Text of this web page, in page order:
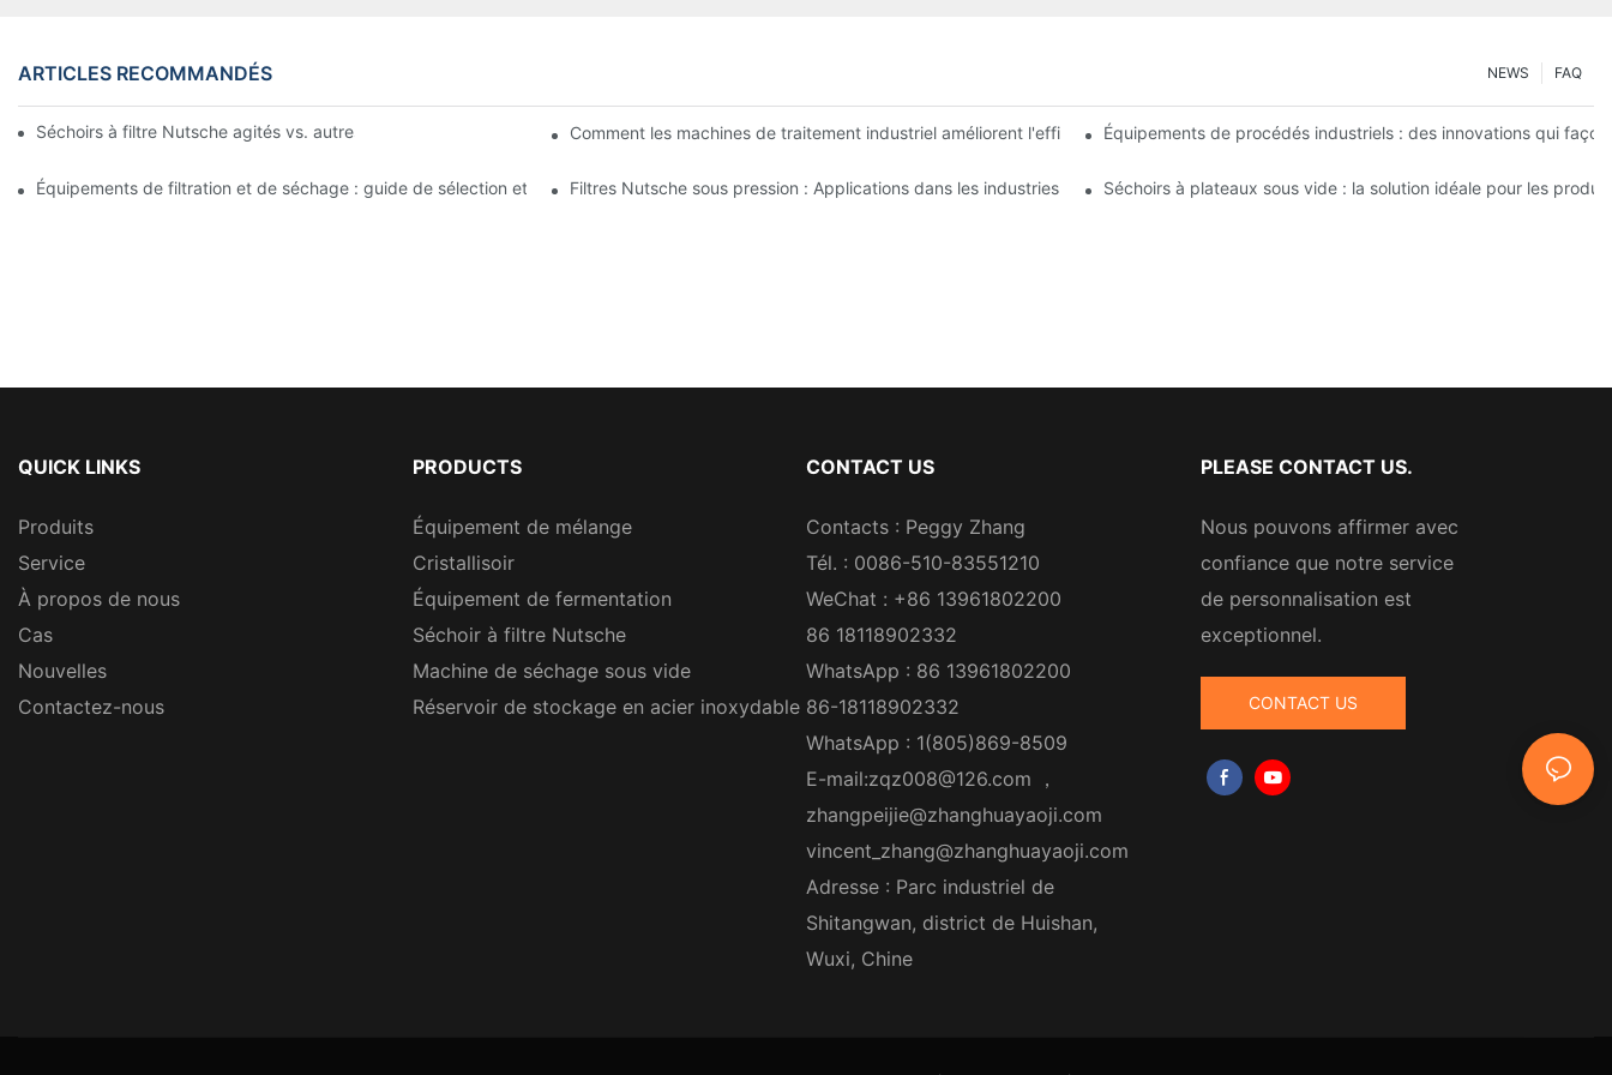
ARTICLES RECOMMANDÉS FAQ
NEWS
Séchoirs à filtre Nutsche agités vs. autres méthodes de séchage : une comparaisonComment les machines de traitement industriel améliorent l'efficacité opérationnelleÉquipements de procédés industriels : des innovations qui
Équipements de filtration et de séchage : guide de sélection et d’utilisationFiltres Nutsche sous pression : Applications dans les industries chimiques et alimentairesSéchoirs à plateaux sous vide : la solution idéale pour les
QUICK LINKS
Produits
Service
À propos de nous
Cas
Nouvelles
Contactez-nous
PRODUCTS
Équipement de mélange
Cristallisoir
Équipement de fermentation
Séchoir à filtre Nutsche
Machine de séchage sous vide
Réservoir de stockage en acier inoxydable
CONTACT US
Contacts : Peggy Zhang
Tél. : 0086-510-83551210
WeChat : +86 13961802200
86 18118902332
WhatsApp : 86 13961802200
86-18118902332
WhatsApp : 1(805)869-8509
E-mail:zqz008@126.com ，
zhangpeijie@zhanghuayaoji.com
vincent_zhang@zhanghuayaoji.com
Adresse : Parc industriel de
Shitangwan, district de Huishan,
Wuxi, Chine
PLEASE CONTACT US.
Nous pouvons affirmer avec
confiance que notre service
de personnalisation est
exceptionnel.
CONTACT US